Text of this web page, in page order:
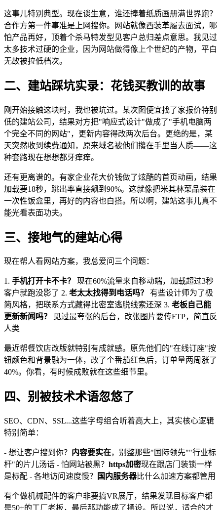
这事儿特别典型。现在谈生意，谁还捧着纸质画册满世界跑？
合作方第一件事准是上网搜你。网站就像西装革履去面试，哪
怕产品再好，顶着个杀马特发型见客户总归差点意思。我见过
太多技术过硬的企业，因为网站做得像上个世纪的产物，平白
无故被拉低档次。
二、建站踩坑实录：花钱买教训的故事
刚开始接触这块时，我也被坑过。某次图便宜找了家报价特别
低的建站公司，结果对方把"响应式设计"做成了"手机电脑两
个完全不同的网站"，更新内容得改两次后台。更绝的是，某
天突然收到续费通知，原来域名被他们攥在手里当人质——这
种套路现在想想都牙痒痒。
还有更离谱的。有家企业花大价钱做了炫酷的首页动画，结果
加载要18秒，跳出率直接飙到90%。这就像把米其林菜品装在
一次性饭盒里，再好的内容也白搭。所以啊，建站这事儿真不
能光看表面功夫。
三、接地气的建站心得
现在帮人看网站方案，我总爱问三个问题：
1. 手机打开卡不卡？
现在60%流量来自移动端，加载超过3秒
客户就跑没影了 2. 老太太找得到电话吗？
有些设计师为了极
简风格，把联系方式藏得比密室逃脱线索还深 3. 老板自己能
更新新闻吗？
见过最夸张的后台，改张图片要传FTP，简直反
人类
最近帮餐饮店改版就特别有成就感。原先他们的"在线订座"按
钮颜色和背景融为一体，改了个番茄红色后，订单量两周涨了
40%。你看，有时候成败就在这些细节里。
四、别被技术术语忽悠了
SEO、CDN、SSL...这些字母组合听着高大上，其实核心逻辑
特别简单：
- 想让客户搜到你？ 内容要实在，别整那些"国际领先""行业标
杆"的片儿汤话 - 怕网站被黑？ https加密现在跟店门装锁一样
是标配 - 各地访问速度慢？
国内服务器比什么加速方案都管用
有个做机械配件的客户非要搞VR展厅，结果发现目标客户都
是50+的工厂老板，最后那功能成了摆设。所以说，适合的才